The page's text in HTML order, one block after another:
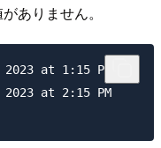
ありません。
at 1:15 PM
2023 at 2:15 PM